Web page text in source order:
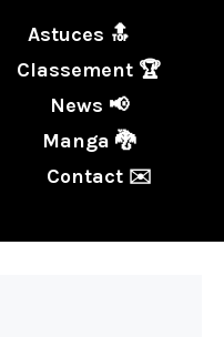
Astuces 🔝
Classement 🏆
News 📢
Manga 🐉
Contact ✉️